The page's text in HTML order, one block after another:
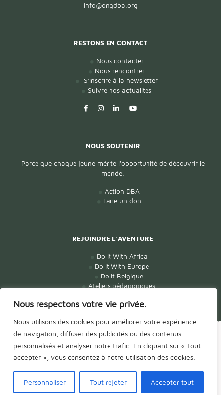
Nous respectons votre vie privée.
Nous utilisons des cookies pour améliorer votre expérience
de navigation, diffuser des publicités ou des contenus
personnalisés et analyser notre trafic. En cliquant sur « Tout
accepter », vous consentez à notre utilisation des cookies.
Personnaliser Tout rejeter Accepter tout
info@ongdba.org
RESTONS EN CONTACT
Nous contacter
Nous rencontrer
S'inscrire à la newsletter
Suivre nos actualités
NOUS SOUTENIR
Parce que chaque jeune mérite l'opportunité de découvrir le
monde.
Action DBA
Faire un don
REJOINDRE L'AVENTURE
Do It With Africa
Do It With Europe
Do It Belgique
Ateliers pédagogiques
© Tous droits réservés -Défi Belgique Afrique DBA- ASBL,
Organisation de Jeunesse FWB & ONG de droit belge
Terms of Use & Policies International
Mentions légales
parAXIOCOM